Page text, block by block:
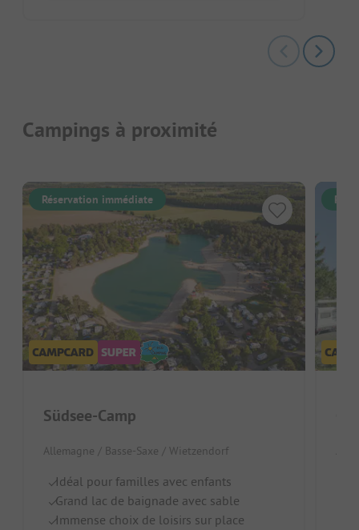
Campings à proximité
Réservation immédiate
Südsee-Camp
Allemagne / Basse-Saxe / Wietzendorf
Idéal pour familles avec enfants
Grand lac de baignade avec sable
Immense choix de loisirs sur place